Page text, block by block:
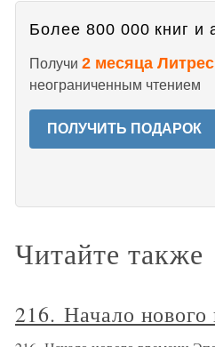
Более 800 000 книг и
Получи 2 месяца
неограниченным чтением
ПОЛУЧИТЬ ПОДАРОК
Читайте также
216. Начало нового